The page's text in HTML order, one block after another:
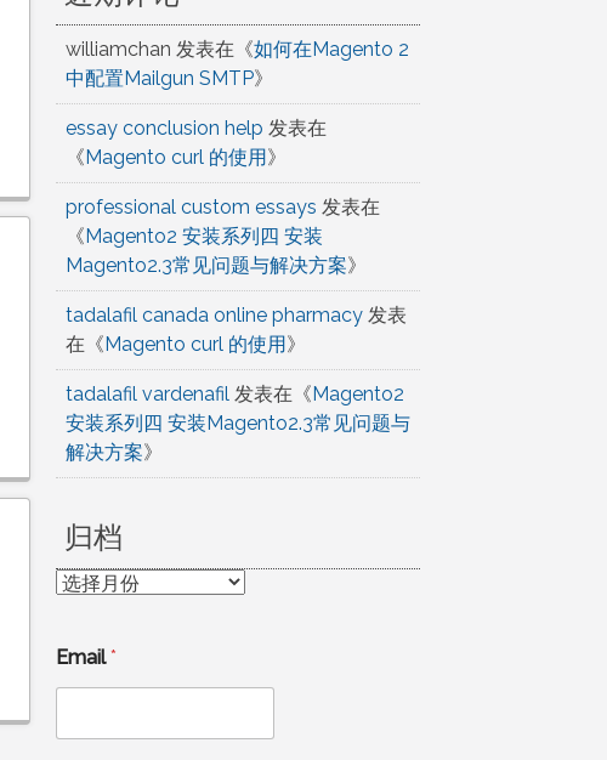
williamchan 发表在《如何在Magento 2
中配置Mailgun SMTP》
essay conclusion help 发表在
《Magento curl 的使用》
professional custom essays 发表在
《Magento2 安装系列四 安装
Magento2.3常见问题与解决方案》
tadalafil canada online pharmacy发表
在《Magento curl 的使用》
tadalafil vardenafil发表在《Magento2
安装系列四 安装Magento2.3常见问题与
解决方案》
归档
归
Email*